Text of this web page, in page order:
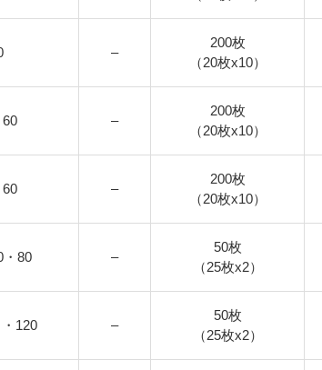
–
200枚
（20枚x10）
–
200枚
（20枚x10）
–
200枚
（20枚x10）
・80 –
50枚
（25枚x2）
120 –
50枚
（25枚x2）